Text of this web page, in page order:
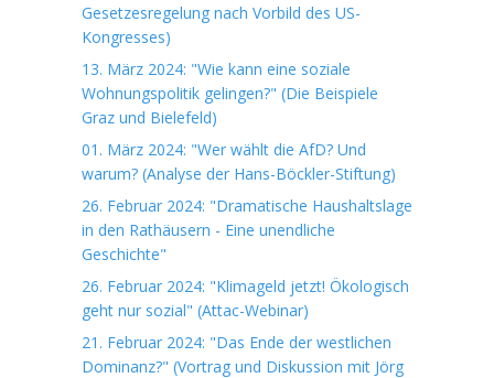
Gesetzesregelung nach Vorbild des US-
Kongresses)
13. März 2024: "Wie kann eine soziale
Wohnungspolitik gelingen?" (Die Beispiele
Graz und Bielefeld)
01. März 2024: "Wer wählt die AfD? Und
warum? (Analyse der Hans-Böckler-Stiftung)
26. Februar 2024: "Dramatische Haushaltslage
in den Rathäusern - Eine unendliche
Geschichte"
26. Februar 2024: "Klimageld jetzt! Ökologisch
geht nur sozial" (Attac-Webinar)
21. Februar 2024: "Das Ende der westlichen
Dominanz?" (Vortrag und Diskussion mit Jörg